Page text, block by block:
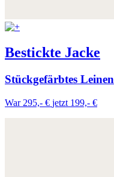
Bestickte Jacke
Stückgefärbtes Leinen
War 295,- € jetzt 199,- €